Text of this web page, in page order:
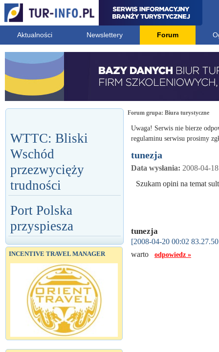
Aktualności Newslettery Forum
WTTC: Bliski
Wschód
przezwycięży
trudności
Port Polska
przyspiesza
INCENTIVE TRAVEL MANAGER
Forum grupa: Biura turystyczne
Uwaga! Serwis nie bierze
regulaminu serwisu prosimy
tunezja
Data wysłania: 2008-04-
Szukam opini na temat
tunezja
[2008-04-20 00:02
warto odpowiedz »